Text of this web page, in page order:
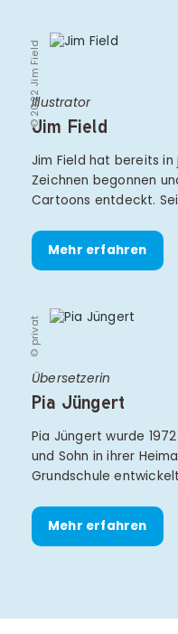
© 2022 Jim Field
Illustrator
Jim Field
Jim Field hat bereits
Zeichnen begonnen
Cartoons entdeckt.
Mehr erfahren
© privat
Übersetzerin
Pia Jüngert
Pia Jüngert wurde
und Sohn in ihrer
Grundschule
Mehr erfahren